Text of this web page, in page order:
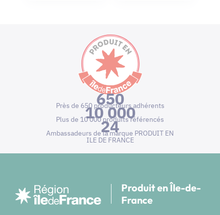
650
Près de 650 producteurs adhérents
10 000
Plus de 10 000 produits référencés
24
Ambassadeurs de la marque PRODUIT EN
ILE DE FRANCE
Produit en Île-de-
France